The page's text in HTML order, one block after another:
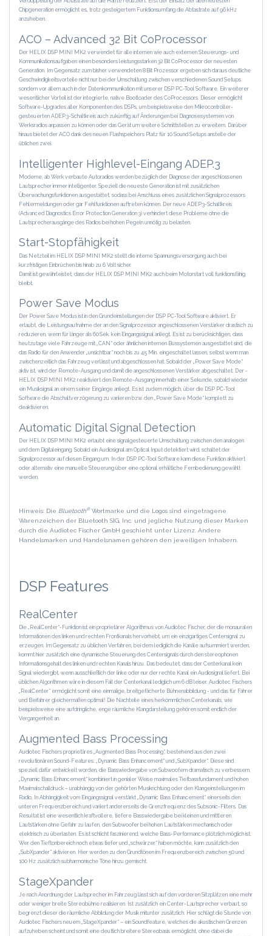
Chipgeneration ermöglicht es, trotz gesteigertem Funktionsumfang die Abtastrate auf 96 kHz
anzuheben.
ACO – Advanced 32 Bit CoProcessor
Der HELIX DSP MINI MK2 verwendet für alle internen wie auch externen Steuerungs- und
Kommunikationsaufgaben einen besonders leistungsstarken 32 Bit CoProcessor der neuesten
Generation. Im Gegensatz zum bisher verwendeten 8 Bit Prozessor ergeben sich daraus deutliche
Geschwindigkeitsvorteile nicht nur bei der Umschaltung zwischen verschiedenen Sound Setups
sondern vor allem auch in der Datenkommunikation mit unserer DSP PC-Tool Software. Ein weiterer
wesentlicher Vorteil ist der integrierte, native Bootloader des ­CoProcessors. Dieser ermöglicht
Software-Upgrades aller Komponenten des DSPs, um beispielsweise den ­Mikrocontroller-
gesteuerten ADEP.3-Schaltkreis auch zukünftig auf Änderungen bei Diagnosesystemen von
Werksradios anpassen zu können oder das Gerät um weitere Schnittstellen zu erweitern. Darüber
hinaus bietet der ACO dank des neuen Flashspeichers Platz für 10 Sound Setups anstelle der
üblichen zwei.
Intelligenter Highlevel-Eingang ADEP.3
Moderne, ab Werk verbaute Autoradios werden bezüglich der Diagnose der angeschlossenen
Lautsprecher immer intelligenter. Speziell die neueste Generation ist mit zusätzlichen
Überwachungsfunktionen ausgestattet, sodass bei Anschluss eines zusätzlichen Signalprozessors
Fehlermeldungen oder gar Fehlfunktionen auftreten können. Der neue ADEP.3-Schaltkreis
(Advanced Diagnostics Error Protection Generation 3) verhindert diese Probleme ohne die
Lautsprecherausgänge des Radios bei hohen Pegeln unnötig zu belasten.
Start-Stopfähigkeit
Das Netzteil im HELIX DSP MINI MK2 stellt die interne Spannungsversorgung auch bei
kurzfristigen Einbrüchen bis hinab zu 6 Volt sicher.
Damit ist gewährleistet, dass der HELIX DSP MINI MK2 auch beim Motorstart voll funktionsfähig
bleibt.
Power Save Modus
Der Power Save Modus ist in den Grundeinstellungen der DSP PC-Tool Software aktiviert. Er
erlaubt, die Leistungsaufnahme der an den Signalprozessor angeschlossenen Verstärker drastisch zu
reduzieren, wenn für länger als 60 Sek. kein Eingangssignal anliegt. Es ist zu berücksichtigen, dass
heutzutage viele Fahrzeuge mit „CAN“ oder ähnlichen internen Bussystemen ausgestattet sind, die
das Radio für den Anwender „unsichtbar“ noch bis zu 45 Min. eingeschaltet lassen, selbst wenn man
zwischenzeitlich das Fahrzeug verlässt und abgeschlossen hat. Sobald der „Power Save Mode“
aktiv ist, wird der Remote-Ausgang und damit die angeschlossenen Verstärker abgeschaltet. Der ­
HELIX DSP MINI MK2 reaktiviert den Remote-Ausgang innerhalb einer Sekunde, sobald wieder
ein Musik­signal an einem seiner Eingänge anliegt. Es ist zudem möglich, über die DSP PC‑Tool
Software die Abschaltverzögerung zu variieren bzw. den „Power Save Mode“ komplett zu
deaktivieren.
Automatic Digital Signal Detection
Der HELIX DSP MINI MK2 erlaubt eine signalgesteuerte Umschaltung zwischen den analogen
und dem Digitaleingang. Sobald ein Audiosignal am Optical Input detektiert wird, schaltet der
Signalprozessor auf diesen Eingang um. In der DSP PC-Tool Software kann diese Funktion aktiviert
oder alternativ eine manuelle Steuerung über eine optional erhältliche Fernbedienung gewählt
werden.
Hinweis: Die Bluetooth®Wortmarke und die Logos sind eingetragene
Warenzeichen der Bluetooth SIG, Inc. und jegliche Nutzung dieser Marken
durch die Audiotec Fischer GmbH geschieht unter Lizenz. Andere
Handelsmarken und Handelsnamen gehören den jeweiligen Inhabern.
DSP Features
RealCenter
Die „RealCenter“-Funktion ist ein proprietärer Algorithmus von Audiotec Fischer, der die monauralen
Informationen des linken und rechten Frontkanals hervorhebt, um ein einzigartiges Centersignal zu
erzeugen. Im Gegensatz zu üblichen Verfahren, bei dem lediglich die Kanäle aufsummiert werden,
kommt hier zusätzlich eine dynamische Steuerung des Centersignals durch den stereophonen
Informationsgehalt des linken und rechten Kanals hinzu. Das bedeutet, dass der Centerkanal kein
Signal wiedergibt, wenn ausschließlich der linke oder nur der rechte Kanal ein Audiosignal liefert. Bei
üblichen Algorithmen wäre in diesem Fall der Centerkanal lediglich um 6 dB leiser. Audiotec Fischers
„RealCenter“ ermöglicht somit eine einmalige, breitgefächerte Bühnenabbildung - und das für Fahrer
und Beifahrer gleichermaßen optimal! Die Nachteile eines herkömmlichen Centerkanals, wie
beispielsweise eine aufdringliche, enge räumliche Klangdarstellung gehören somit endlich der
Vergangenheit an.
Augmented Bass Processing
Audiotec Fischers proprietäres „Augmented Bass Processing“, bestehend aus den zwei
revolutionären Sound-Features: „Dynamic Bass Enhancement“ und „SubXpander“. Diese sind
speziell dafür entwickelt worden, die Basswiedergabe von Subwoofern dramatisch zu verbessern.
„Dynamic Bass Enhancement“ kombiniert in genialer Weise maximales Tiefbassfundament und hohen
Maximalschalldruck – unabhängig von der gehörten Musikrichtung oder den Klangeinstellungen im
Radio. In Abhängigkeit vom Eingangssignal verstärkt „Dynamic Bass Enhancement“ einerseits den
unteren Frequenzbereich und variiert andererseits die Grenzfrequenz des Subsonic-Filters. Das
Resultat ist eine wesentlich kraftvollere, tiefere Basswiedergabe bei kleinen und mittleren
Lautstärken ohne Gefahr zu laufen, den Subwoofer bei hohen Lautstärken mechanisch oder
elektrisch zu überlasten. Es ist schlicht faszinierend, welche Bass-Performance plötzlich möglich ist.
Wer den Tieftonbereich noch etwas tiefer und „schwärzer“ haben möchte, kann zusätzlich den
„SubXpander“ aktivieren. Hier werden zu den Grundtönen im Frequenzbereich zwischen 50 und
100 Hz zusätzlich subharmonische Töne hinzu gemischt.
StageXpander
Je nach Anordnung der Lautsprecher im Fahrzeug lässt sich auf den vorderen Sitzplätzen eine mehr
oder weniger breite Stereobühne realisieren. Ist zusätzlich ein Center-Lautsprecher verbaut, so
begrenzt dieser die räumliche Abbildung der Musik mitunter zusätzlich. Hier schlägt die Stunde von
Audiotec Fischers neuem „StageXpander“ – ein Soundfeature, welches die akustischen Grenzen
aufzuheben scheint und somit eine deutlich breitere Stereobasis ermöglicht, ohne dabei die